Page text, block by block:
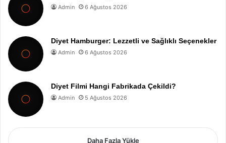
Admin 6 Ağustos 2026
Diyet Hamburger: Lezzetli ve Sağlıklı Seçenekler
Admin 6 Ağustos 2026
Diyet Filmi Hangi Fabrikada Çekildi?
Admin 5 Ağustos 2026
Daha Fazla Yükle